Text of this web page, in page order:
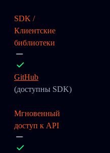
SDK /
Клиентские
библиотеки
GitHub
(доступны SDK)
Мгновенный
доступ к API